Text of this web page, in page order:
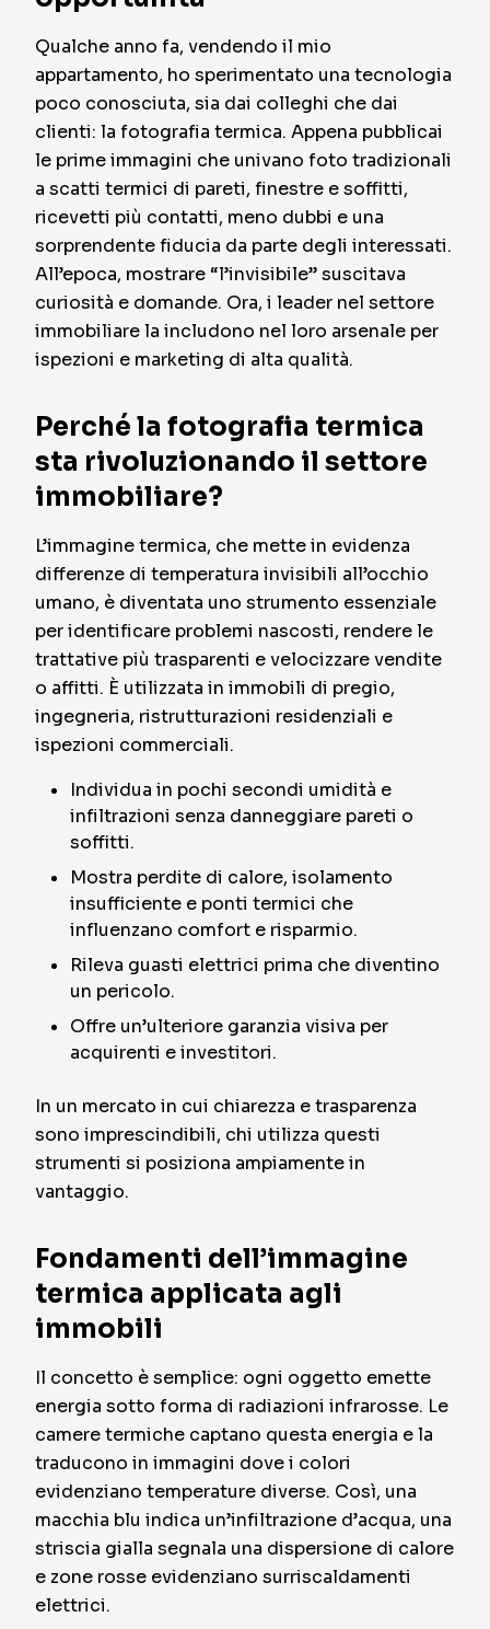
Qualche anno fa, vendendo il mio
appartamento, ho sperimentato una tecnologia
poco conosciuta, sia dai colleghi che dai
clienti: la fotografia termica. Appena pubblicai
le prime immagini che univano foto tradizionali
a scatti termici di pareti, finestre e soffitti,
ricevetti più contatti, meno dubbi e una
sorprendente fiducia da parte degli interessati.
All’epoca, mostrare “l’invisibile” suscitava
curiosità e domande. Ora, i leader nel settore
immobiliare la includono nel loro arsenale per
ispezioni e marketing di alta qualità.
Perché la fotografia termica
sta rivoluzionando il settore
immobiliare?
L’immagine termica, che mette in evidenza
differenze di temperatura invisibili all’occhio
umano, è diventata uno strumento essenziale
per identificare problemi nascosti, rendere le
trattative più trasparenti e velocizzare vendite
o affitti. È utilizzata in immobili di pregio,
ingegneria, ristrutturazioni residenziali e
ispezioni commerciali.
Individua in pochi secondi umidità e
infiltrazioni senza danneggiare pareti o
soffitti.
Mostra perdite di calore, isolamento
insufficiente e ponti termici che
influenzano comfort e risparmio.
Rileva guasti elettrici prima che diventino
un pericolo.
Offre un’ulteriore garanzia visiva per
acquirenti e investitori.
In un mercato in cui chiarezza e trasparenza
sono imprescindibili, chi utilizza questi
strumenti si posiziona ampiamente in
vantaggio.
Fondamenti dell’immagine
termica applicata agli
immobili
Il concetto è semplice: ogni oggetto emette
energia sotto forma di radiazioni infrarosse. Le
camere termiche captano questa energia e la
traducono in immagini dove i colori
evidenziano temperature diverse. Così, una
macchia blu indica un’infiltrazione d’acqua, una
striscia gialla segnala una dispersione di calore
e zone rosse evidenziano surriscaldamenti
elettrici.